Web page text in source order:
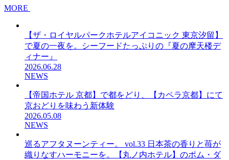
MORE
【ザ・ロイヤルパークホテルアイコニック 東京汐留】
で夏の一夜を。シーフードたっぷりの『夏の摩天楼デ
ィナー』
2026.06.28
NEWS
【帝国ホテル 京都】で都をどり、【カペラ京都】にて
京おどりを味わう新体験
2026.05.08
NEWS
巡るアフタヌーンティー。 vol.33 日本茶の香りと苺が
織りなすハーモニーを。【丸ノ内ホテル】のポム・ダ